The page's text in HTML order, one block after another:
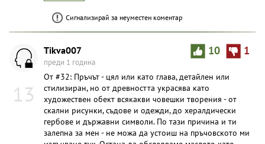
Сигнализирай за неуместен коментар
13
10 1
Tikva007
преди 1 година
От #32: Пръчът - цял или като глава, детайлен или
стилизиран, но от древността украсява като
художествен обект всякакви човешки творения - от
скални рисунки, съдове и одежди, до хералдически
гербове и държавни символи. По тази причина и ти
залепна за мен - не можа да устоиш на пръчовското ми